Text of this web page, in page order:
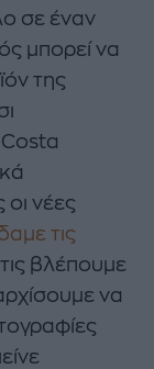
σε έναν
μπορεί να
της
νέες
τις
βλέπουμε
να